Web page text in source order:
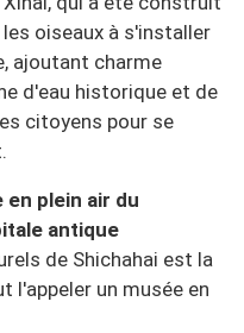
oiseaux à s'installer
ajoutant charme
d'eau historique et de
citoyens pour se
plein air du
antique
de Shichahai est la
l'appeler un musée en